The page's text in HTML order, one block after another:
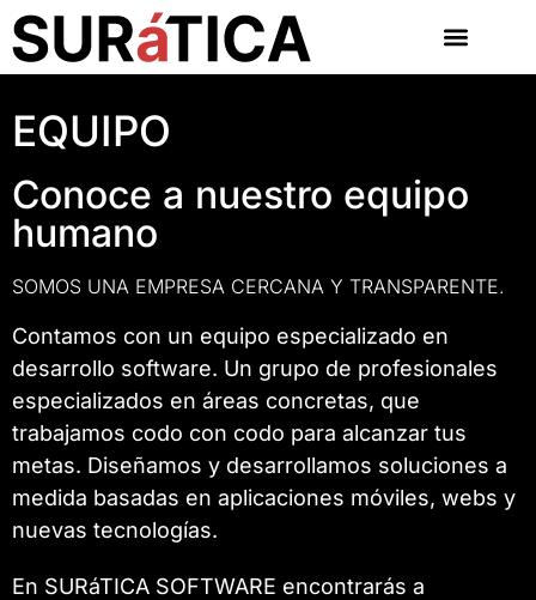
EQUIPO
Conoce a nuestro equipo
humano
SOMOS UNA EMPRESA CERCANA Y TRANSPARENTE.
Contamos con un equipo especializado en
desarrollo software. Un grupo de profesionales
especializados en áreas concretas, que
trabajamos codo con codo para alcanzar tus
metas. Diseñamos y desarrollamos soluciones a
medida basadas en aplicaciones móviles, webs y
nuevas tecnologías.
En SURáTICA SOFTWARE encontrarás a